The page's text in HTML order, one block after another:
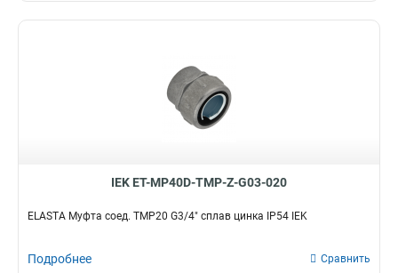
IEK ET-MP40D-TMP-Z-G03-020
ELASTA Муфта соед. TMP20 G3/4" сплав цинка IP54 IEK
Подробнее Сравнить